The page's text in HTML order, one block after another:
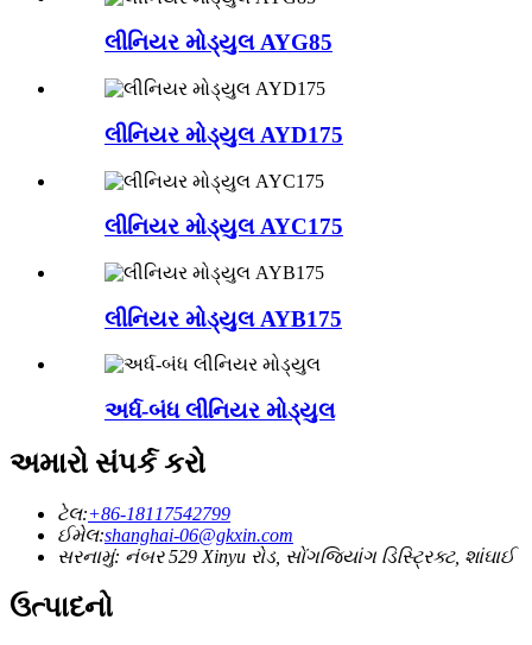
લીનિયર મોડ્યુલ AYG85
લીનિયર મોડ્યુલ AYD175
લીનિયર મોડ્યુલ AYC175
લીનિયર મોડ્યુલ AYB175
અર્ધ-બંધ લીનિયર મોડ્યુલ
અમારો સંપર્ક કરો
ટેલ:+86-18117542799
ઈમેલ:shanghai-06@gkxin.com
સરનામું: નંબર 529 Xinyu રોડ, સોંગજિયાંગ ડિસ્ટ્રિક્ટ, શાંઘાઈ
ઉત્પાદનો